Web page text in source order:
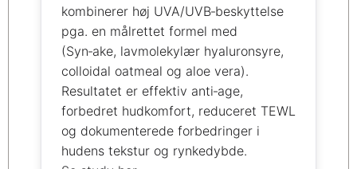
kombinerer høj UVA/UVB‑beskyttelse
pga. en målrettet formel med
(Syn‑ake, lavmolekylær hyaluronsyre,
colloidal oatmeal og aloe vera).
Resultatet er effektiv anti‑age,
forbedret hudkomfort, reduceret TEWL
og dokumenterede forbedringer i
hudens tekstur og rynkedybde.